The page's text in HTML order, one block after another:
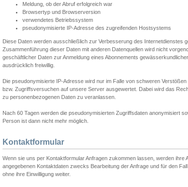
Meldung, ob der Abruf erfolgreich war
Browsertyp und Browserversion
verwendetes Betriebssystem
pseudonymisierte IP-Adresse des zugreifenden Hostsystems
Diese Daten werden ausschließlich zur Verbesserung des
Zusammenführung dieser Daten mit anderen Datenquellen wird nicht
geschäftlicher Daten zur Anmeldung eines Abonnements
ausdrücklich freiwillig.
Die pseudonymisierte IP-Adresse wird nur im Falle von schweren
bzw. Zugriffsversuchen auf unsere Server ausgewertet. Dabei wird das
zu personenbezogenen Daten zu veranlassen.
Nach 60 Tagen werden die pseudonymisierten Zugriffsdaten anonymisiert
Person ist dann nicht mehr möglich.
Kontaktformular
Wenn sie uns per Kontaktformular Anfragen zukommen lassen, werden
angegebenen Kontaktdaten zwecks Bearbeitung der Anfrage und für den
ohne ihre Einwilligung weiter.